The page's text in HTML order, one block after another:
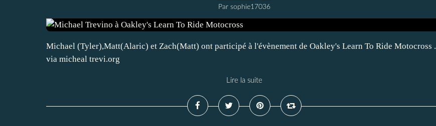
Par sophie17036
Michael (Tyler),Matt(Alaric) et Zach(Matt) ont participé à l'évènement de Oakley's Learn To Ride Motocross .
via micheal trevi.org
Lire la suite